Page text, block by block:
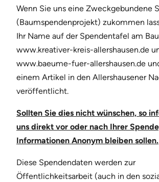
Wenn Sie uns eine Zweckgebundene
(Baumspendenprojekt) zukommen
Ihr Name auf der Spendentafel am
www.kreativer-kreis-allershausen.de
www.baeume-fuer-allershausen.de
einem Artikel in den Allershausener
veröffentlicht.
Sollten Sie dies nicht wünschen, so
uns direkt vor oder nach Ihrer
Informationen Anonym bleiben sollen.
Diese Spendendaten werden zur
Öffentlichkeitsarbeit (auch in den